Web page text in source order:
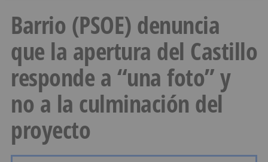
Barrio (PSOE) denuncia
que la apertura del Castillo
responde a “una foto” y
no a la culminación del
proyecto